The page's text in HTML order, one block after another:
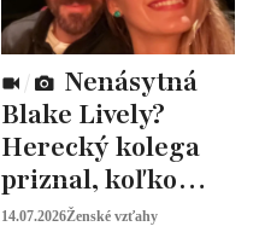
Blake Lively?
Herecký kolega
priznal, koľko
peňazí od neho
14.07.2026Ženské vzťahy